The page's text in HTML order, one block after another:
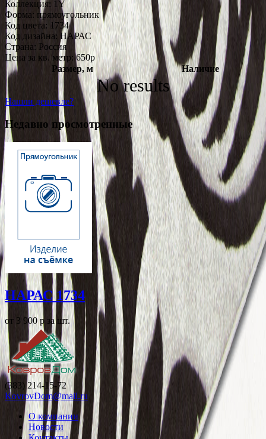
Коллекция: 1Y
Форма: прямоугольник
Код цвета: 1734
Код дизайна: НАРАС
Страна: Россия
Цена за кв. метр: 650p
Размер, м
Наличие
No results
Нашли дешевле?
Недавно просмотренные
НАРАС 1734
от 3 900 p за шт.
(383) 214-15-72
KovrovDom@mail.ru
О компании
Новости